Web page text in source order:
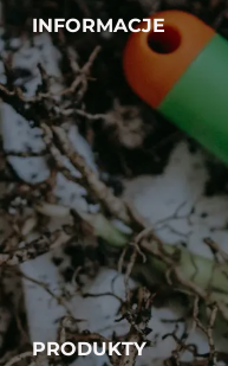
INFORMACJE
PRODUKTY